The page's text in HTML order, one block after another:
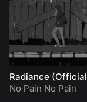
Radiance (Official
Music Video)
No Pain No Pain